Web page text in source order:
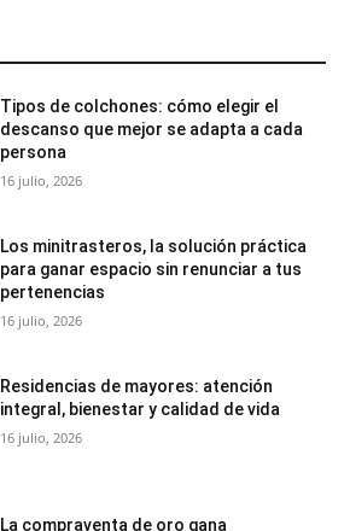
Tipos de colchones: cómo elegir el
descanso que mejor se adapta a cada
persona
16 julio, 2026
Los minitrasteros, la solución práctica
para ganar espacio sin renunciar a tus
pertenencias
16 julio, 2026
Residencias de mayores: atención
integral, bienestar y calidad de vida
16 julio, 2026
La compraventa de oro gana